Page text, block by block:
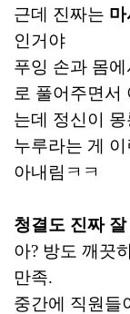
근데 진짜는 마
인거야
푸잉 손과 몸
로 풀어주면서
는데 정신이
누루라는 게
아내림ㅋㅋ
청결도 진짜
아? 방도 깨끗
만족.
중간에 직원들